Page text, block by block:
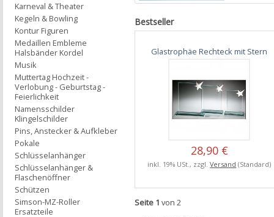
Bestseller
Glastrophäe Rechteck mit Stern
28,90 €
inkl. 19% USt., zzgl.Versand (Standard)
Seite 1 von 2
Karneval & Theater
Kegeln & Bowling
Kontur Figuren
Medaillen Embleme
Halsbänder Kordel
Musik
Muttertag Hochzeit -
Verlobung - Geburtstag -
Feierlichkeit
Namensschilder
Klingelschilder
Pins, Anstecker & Aufkleber
Pokale
Schlüsselanhänger
Schlüsselanhänger &
Flaschenöffner
Schützen
Simson-MZ-Roller
Ersatzteile